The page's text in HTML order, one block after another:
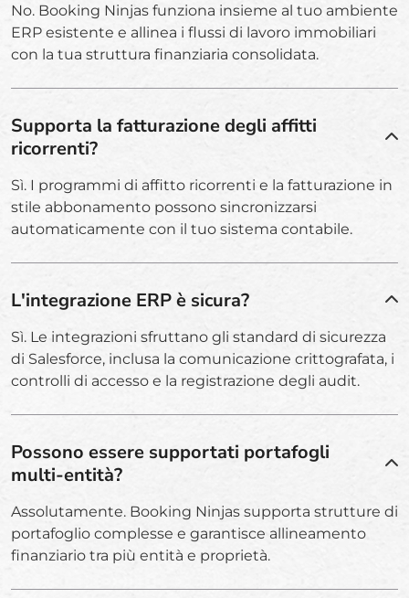
No. Booking Ninjas funziona insieme al tuo ambiente
ERP esistente e allinea i flussi di lavoro immobiliari
con la tua struttura finanziaria consolidata.
Supporta la fatturazione degli affitti
ricorrenti?
Sì. I programmi di affitto ricorrenti e la fatturazione in
stile abbonamento possono sincronizzarsi
automaticamente con il tuo sistema contabile.
L'integrazione ERP è sicura?
Sì. Le integrazioni sfruttano gli standard di sicurezza
di Salesforce, inclusa la comunicazione crittografata, i
controlli di accesso e la registrazione degli audit.
Possono essere supportati portafogli
multi-entità?
Assolutamente. Booking Ninjas supporta strutture di
portafoglio complesse e garantisce allineamento
finanziario tra più entità e proprietà.